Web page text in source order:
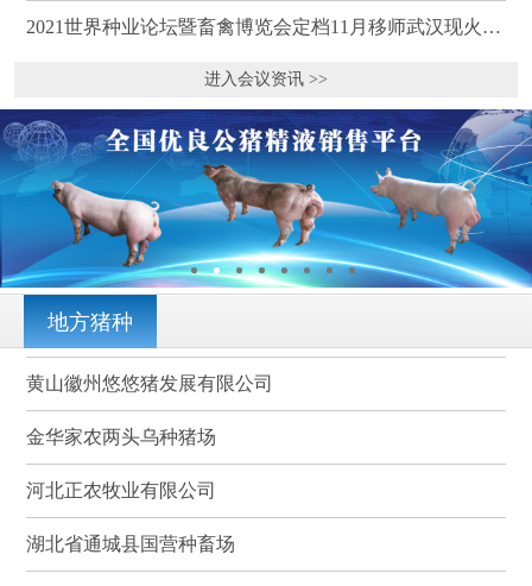
2021世界种业论坛暨畜禽博览会定档11月移师武汉现火热招商
进入会议资讯 >>
地方猪种
黄山徽州悠悠猪发展有限公司
金华家农两头乌种猪场
河北正农牧业有限公司
湖北省通城县国营种畜场